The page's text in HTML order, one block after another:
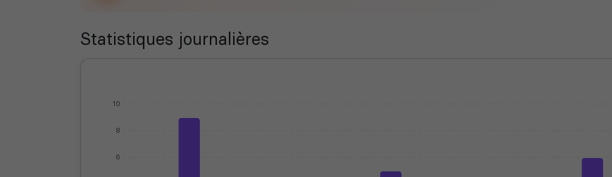
Statistiques journalières
6
8
10